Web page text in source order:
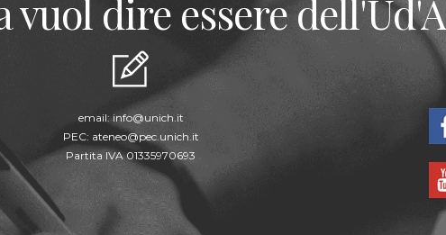
vuol dire essere dell'Ud'A
email:info@unich.it
PEC: ateneo@pec.unich.it
Partita IVA 01335970693